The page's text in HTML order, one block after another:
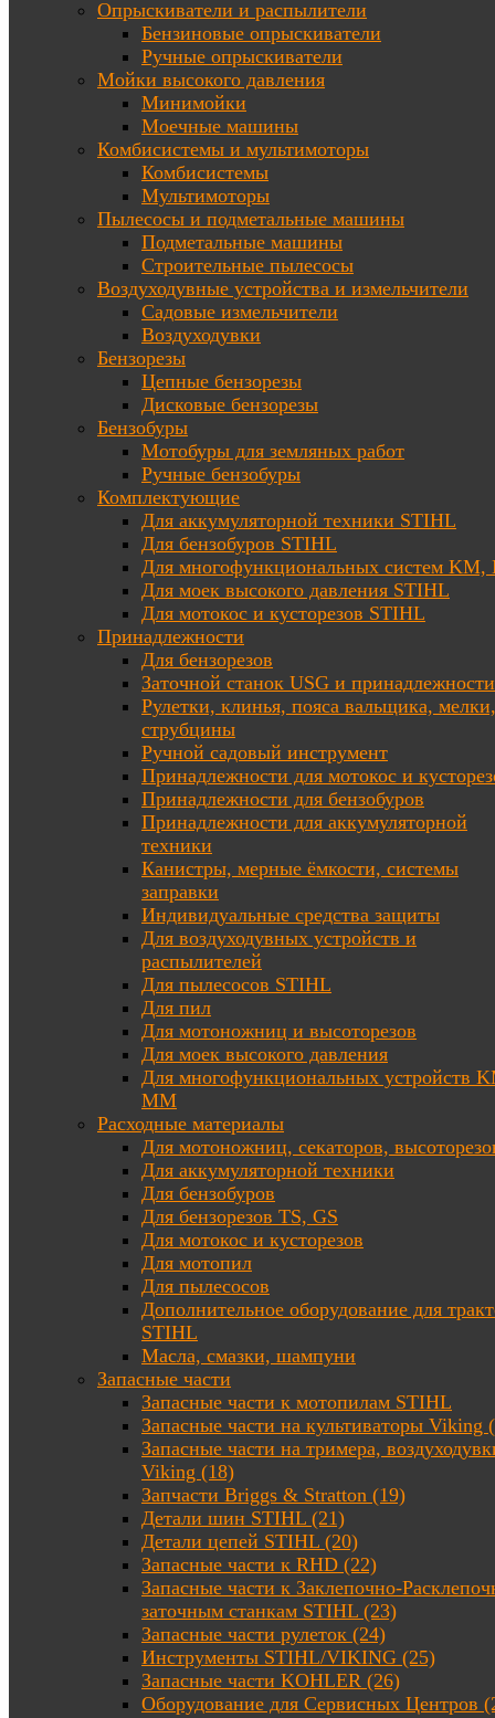
Опрыскиватели и распылители
Бензиновые опрыскиватели
Ручные опрыскиватели
Мойки высокого давления
Минимойки
Моечные машины
Комбисистемы и мультимоторы
Комбисистемы
Мультимоторы
Пылесосы и подметальные машины
Подметальные машины
Строительные пылесосы
Воздуходувные устройства и измельчители
Садовые измельчители
Воздуходувки
Бензорезы
Цепные бензорезы
Дисковые бензорезы
Бензобуры
Мотобуры для земляных работ
Ручные бензобуры
Комплектующие
Для аккумуляторной техники STIHL
Для бензобуров STIHL
Для многофункциональных систем KM,
Для моек высокого давления STIHL
Для мотокос и кусторезов STIHL
Принадлежности
Для бензорезов
Заточной станок USG и принадлежности
Рулетки, клинья, пояса вальщика, мелки,
струбцины
Ручной садовый инструмент
Принадлежности для мотокос и
Принадлежности для бензобуров
Принадлежности для аккумуляторной
техники
Канистры, мерные ёмкости, системы
заправки
Индивидуальные средства защиты
Для воздуходувных устройств и
распылителей
Для пылесосов STIHL
Для пил
Для мотоножниц и высоторезов
Для моек высокого давления
Для многофункциональных устройств
MM
Расходные материалы
Для мотоножниц, секаторов,
Для аккумуляторной техники
Для бензобуров
Для бензорезов TS, GS
Для мотокос и кусторезов
Для мотопил
Для пылесосов
Дополнительное оборудование для
STIHL
Масла, смазки, шампуни
Запасные части
Запасные части к мотопилам STIHL
Запасные части на культиваторы Viking
Запасные части на тримера,
Viking (18)
Запчасти Briggs & Stratton (19)
Детали шин STIHL (21)
Детали цепей STIHL (20)
Запасные части к RHD (22)
Запасные части к Заклепочно-
заточным станкам STIHL (23)
Запасные части рулеток (24)
Инструменты STIHL/VIKING (25)
Запасные части KOHLER (26)
Оборудование для Сервисных Центров